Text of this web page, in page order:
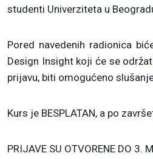
studenti Univerziteta u
Pored navedenih radionica
Design Insight koji će se
prijavu, biti omogućeno
Kurs je BESPLATAN, a po
PRIJAVE SU OTVORENE DO 3.